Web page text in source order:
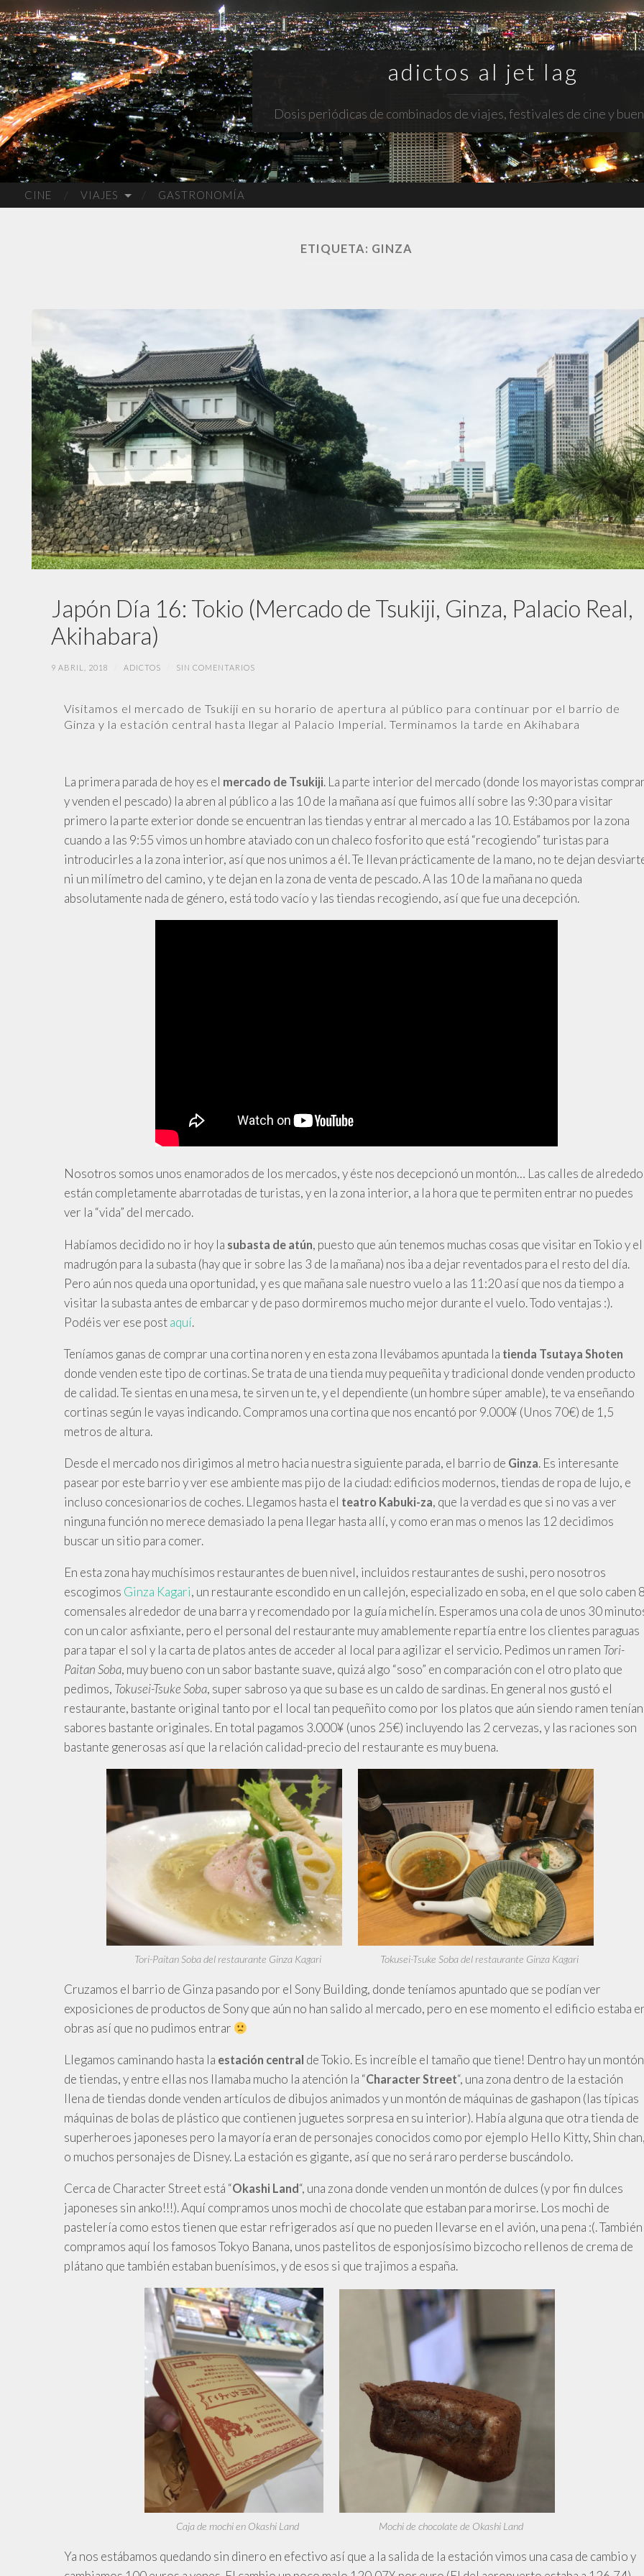
adictos al jet lag
Dosis periódicas de combinados de viajes, festivales de cine y
CINE VIAJES GASTRONOMÍA
ETIQUETA: GINZA
Japón Día 16: Tokio (Mercado de Tsukiji, Ginza, Palacio Real,
Akihabara)
9 ABRIL, 2018 ADICTOS SIN COMENTARIOS
Visitamos el mercado de Tsukiji en su horario de apertura al público para continuar por el barrio de
Ginza y la estación central hasta llegar al Palacio Imperial. Terminamos la tarde en Akihabara
La primera parada de hoy es el mercado de Tsukiji. La parte interior del mercado (donde los mayoristas
y venden el pescado) la abren al público a las 10 de la mañana así que fuimos allí sobre las 9:30 para visitar
primero la parte exterior donde se encuentran las tiendas y entrar al mercado a las 10. Estábamos por la zona
cuando a las 9:55 vimos un hombre ataviado con un chaleco fosforito que está “recogiendo” turistas para
introducirles a la zona interior, así que nos unimos a él. Te llevan prácticamente de la mano, no te dejan
ni un milímetro del camino, y te dejan en la zona de venta de pescado. A las 10 de la mañana no queda
absolutamente nada de género, está todo vacío y las tiendas recogiendo, así que fue una decepción.
Nosotros somos unos enamorados de los mercados, y éste nos decepcionó un montón… Las calles de
están completamente abarrotadas de turistas, y en la zona interior, a la hora que te permiten entrar no puedes
ver la “vida” del mercado.
Habíamos decidido no ir hoy la subasta de atún, puesto que aún tenemos muchas cosas que visitar en Tokio y el
madrugón para la subasta (hay que ir sobre las 3 de la mañana) nos iba a dejar reventados para el resto del día.
Pero aún nos queda una oportunidad, y es que mañana sale nuestro vuelo a las 11:20 así que nos da tiempo a
visitar la subasta antes de embarcar y de paso dormiremos mucho mejor durante el vuelo. Todo ventajas :).
Podéis ver ese postaquí.
Teníamos ganas de comprar una cortina noren y en esta zona llevábamos apuntada la tienda Tsutaya Shoten
donde venden este tipo de cortinas. Se trata de una tienda muy pequeñita y tradicional donde venden producto
de calidad. Te sientas en una mesa, te sirven un te, y el dependiente (un hombre súper amable), te va enseñando
cortinas según le vayas indicando. Compramos una cortina que nos encantó por 9.000¥ (Unos 70€) de 1,5
metros de altura.
Desde el mercado nos dirigimos al metro hacia nuestra siguiente parada, el barrio de Ginza. Es interesante
pasear por este barrio y ver ese ambiente mas pijo de la ciudad: edificios modernos, tiendas de ropa de lujo, e
incluso concesionarios de coches. Llegamos hasta el teatro Kabuki-za, que la verdad es que si no vas a ver
ninguna función no merece demasiado la pena llegar hasta allí, y como eran mas o menos las 12 decidimos
buscar un sitio para comer.
En esta zona hay muchísimos restaurantes de buen nivel, incluidos restaurantes de sushi, pero nosotros
escogimos Ginza Kagari, un restaurante escondido en un callejón, especializado en soba, en el que solo caben
comensales alrededor de una barra y recomendado por la guía michelín. Esperamos una cola de unos 30
con un calor asfixiante, pero el personal del restaurante muy amablemente repartía entre los clientes paraguas
para tapar el sol y la carta de platos antes de acceder al local para agilizar el servicio. Pedimos un ramen Tori-
Paitan Soba, muy bueno con un sabor bastante suave, quizá algo “soso” en comparación con el otro plato que
pedimos, Tokusei-Tsuke Soba, super sabroso ya que su base es un caldo de sardinas. En general nos gustó el
restaurante, bastante original tanto por el local tan pequeñito como por los platos que aún siendo ramen tenían
sabores bastante originales. En total pagamos 3.000¥ (unos 25€) incluyendo las 2 cervezas, y las raciones son
bastante generosas así que la relación calidad-precio del restaurante es muy buena.
Tori-Paitan Soba del restaurante Ginza Kagari Tokusei-Tsuke Soba del restaurante Ginza Kagari
Cruzamos el barrio de Ginza pasando por el Sony Building, donde teníamos apuntado que se podían ver
exposiciones de productos de Sony que aún no han salido al mercado, pero en ese momento el edificio estaba
obras así que no pudimos entrar
Llegamos caminando hasta la estación central de Tokio. Es increíble el tamaño que tiene! Dentro hay un montón
de tiendas, y entre ellas nos llamaba mucho la atención la “Character Street“, una zona dentro de la estación
llena de tiendas donde venden artículos de dibujos animados y un montón de máquinas de gashapon (las típicas
máquinas de bolas de plástico que contienen juguetes sorpresa en su interior). Había alguna que otra tienda de
superheroes japoneses pero la mayoría eran de personajes conocidos como por ejemplo Hello Kitty, Shin
o muchos personajes de Disney. La estación es gigante, así que no será raro perderse buscándolo.
Cerca de Character Street está “Okashi Land “, una zona donde venden un montón de dulces (y por fin dulces
japoneses sin anko!!!). Aquí compramos unos mochi de chocolate que estaban para morirse. Los mochi de
pastelería como estos tienen que estar refrigerados así que no pueden llevarse en el avión, una pena :(. También
compramos aquí los famosos Tokyo Banana, unos pastelitos de esponjosísimo bizcocho rellenos de crema de
plátano que también estaban buenísimos, y de esos si que trajimos a españa.
Caja de mochi en Okashi Land Mochi de chocolate de Okashi Land
Ya nos estábamos quedando sin dinero en efectivo así que a la salida de la estación vimos una casa de cambio y